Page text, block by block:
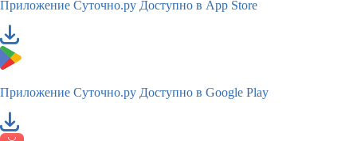
Приложение Суточно.ру Доступно в App Store
Приложение Суточно.ру Доступно в Google Play